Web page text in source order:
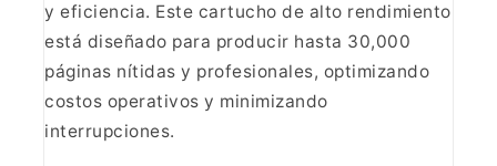
y eficiencia. Este cartucho de alto rendimiento
está diseñado para producir hasta 30,000
páginas nítidas y profesionales, optimizando
costos operativos y minimizando
interrupciones.